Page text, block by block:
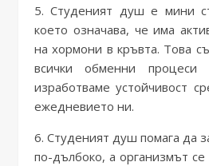
5. Студеният душ е мини
което означава, че има
на хормони в кръвта. Това
всички обменни
изработваме устойчивост
ежедневието ни.
6. Студеният душ помага да
по-дълбоко, а организмът